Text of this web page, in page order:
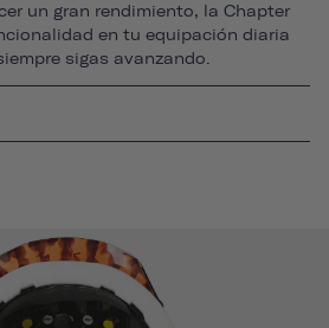
un gran rendimiento, la Chapter
en tu equipación diaria
sigas avanzando.